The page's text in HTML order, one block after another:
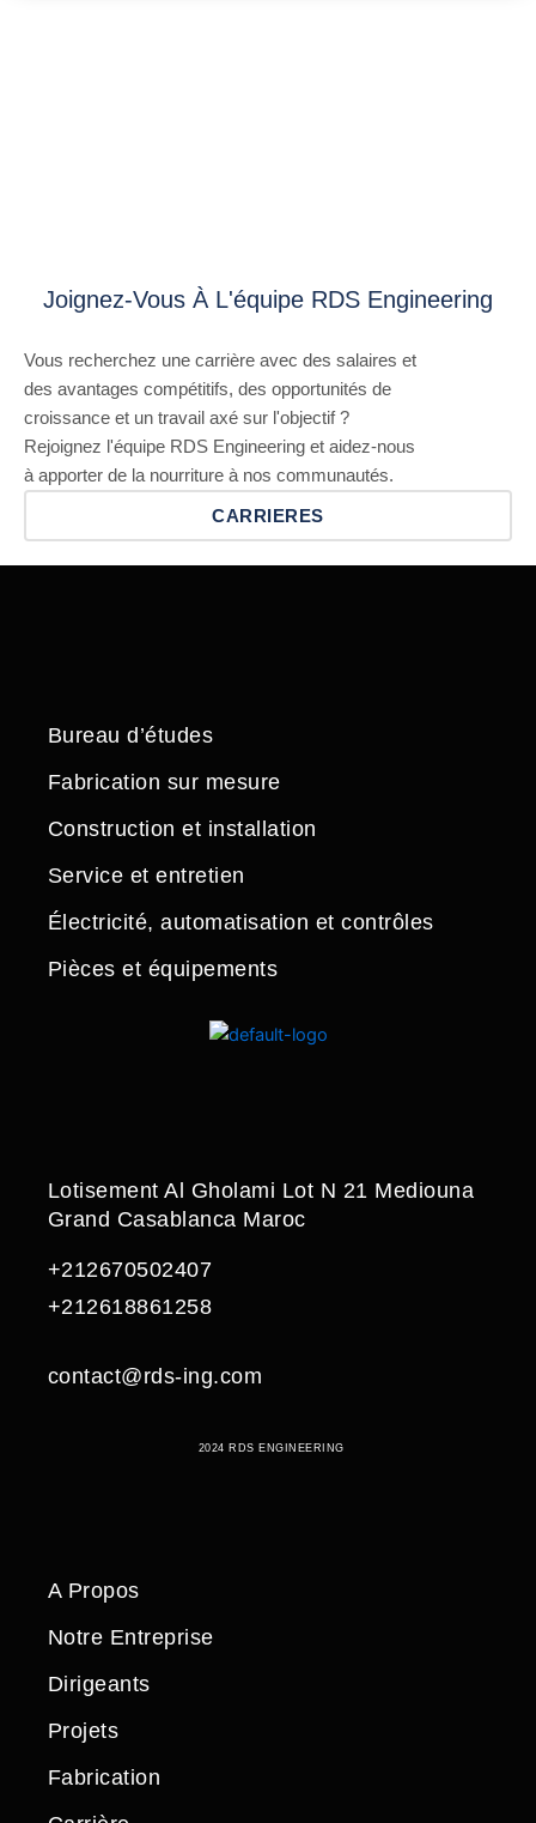
Joignez-Vous À L'équipe RDS Engineering
Vous recherchez une carrière avec des salaires et
des avantages compétitifs, des opportunités de
croissance et un travail axé sur l'objectif ?
Rejoignez l'équipe RDS Engineering et aidez-nous
à apporter de la nourriture à nos communautés.
CARRIERES
Bureau d’études
Fabrication sur mesure
Construction et installation
Service et entretien
Électricité, automatisation et contrôles
Pièces et équipements
Lotisement Al Gholami Lot N 21 Mediouna
Grand Casablanca Maroc
+212670502407
+212618861258
contact@rds-ing.com
2024 RDS ENGINEERING
A Propos
Notre Entreprise
Dirigeants
Projets
Fabrication